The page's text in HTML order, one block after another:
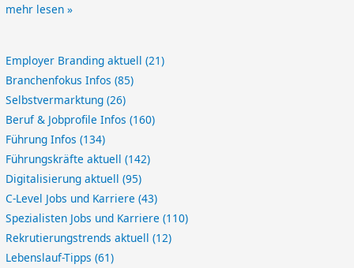
mehr lesen »
Employer Branding aktuell(21)
Branchenfokus Infos(85)
Selbstvermarktung(26)
Beruf & Jobprofile Infos(160)
Führung Infos(134)
Führungskräfte aktuell(142)
Digitalisierung aktuell(95)
C-Level Jobs und Karriere(43)
Spezialisten Jobs und Karriere(110)
Rekrutierungstrends aktuell(12)
Lebenslauf-Tipps(61)